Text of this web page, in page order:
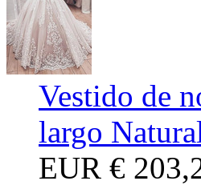
Vestido de
largo
EUR €